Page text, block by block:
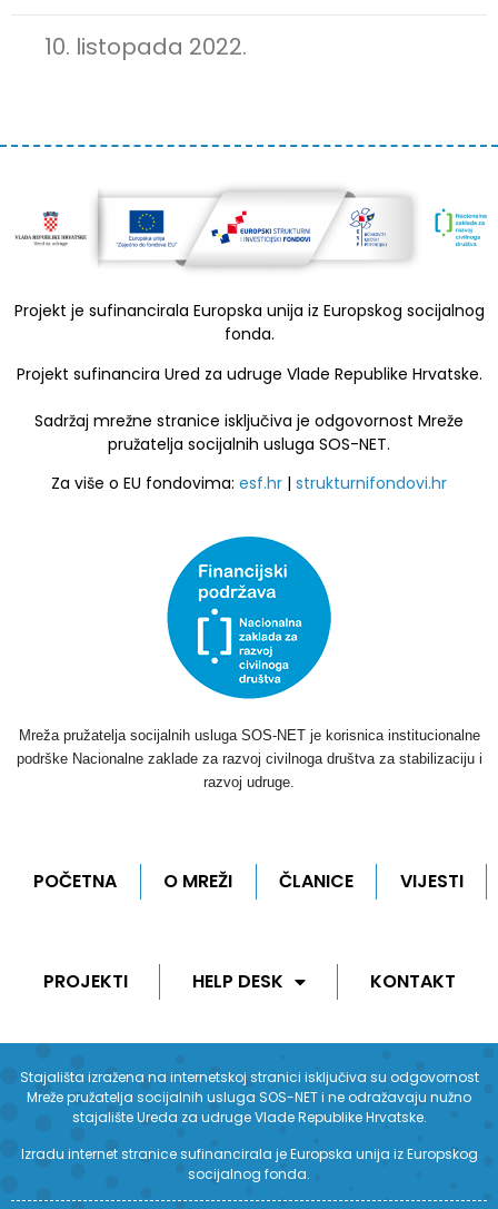
10. listopada 2022.
Projekt je sufinancirala Europska unija iz Europskog socijalnog
fonda.
Projekt sufinancira Ured za udruge Vlade Republike Hrvatske.
Sadržaj mrežne stranice isključiva je odgovornost Mreže
pružatelja socijalnih usluga SOS-NET.
Za više o EU fondovima: esf.hr | strukturnifondovi.hr
Mreža pružatelja socijalnih usluga SOS-NET je korisnica institucionalne
podrške Nacionalne zaklade za razvoj civilnoga društva za stabilizaciju i
razvoj udruge.
POČETNA O MREŽI ČLANICE VIJESTI
PROJEKTI HELP DESK KONTAKT
Stajališta izražena na internetskoj stranici isključiva su odgovornost
Mreže pružatelja socijalnih usluga SOS-NET i ne odražavaju nužno
stajalište Ureda za udruge Vlade Republike Hrvatske.
Izradu internet stranice sufinancirala je Europska unija iz Europskog
socijalnog fonda.